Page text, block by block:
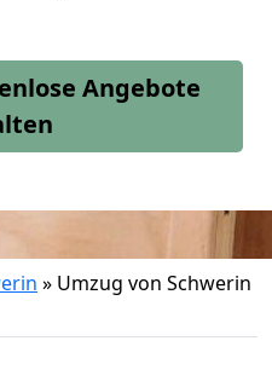
Angebote
» Umzug von Schwerin